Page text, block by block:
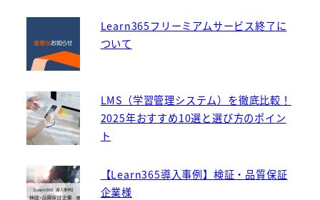
Learn365フリーミアムサービス終了に
ついて
LMS（学習管理システム）を徹底比較！
2025年おすすめ10選と選び方のポイン
ト
【Learn365導入事例】検証・品質保証
企業様